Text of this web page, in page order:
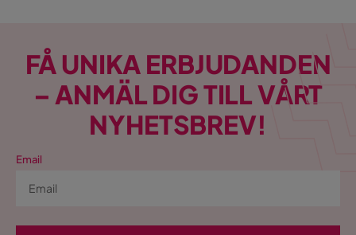
FÅ UNIKA ERBJUDANDEN
– ANMÄL DIG TILL VÅRT
NYHETSBREV!
Email